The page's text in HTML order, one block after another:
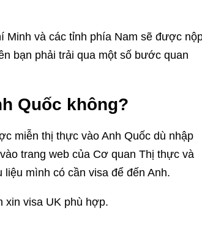
Minh và các tỉnh phía Nam sẽ được
bạn phải trải qua một số bước quan
Quốc không?
miễn thị thực vào Anh Quốc dù nhập
trang web của Cơ quan Thị thực và
liệu mình có cần visa để đến Anh.
xin visa UK phù hợp.